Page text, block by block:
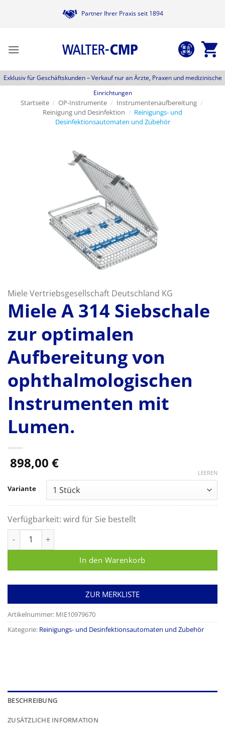
Partner Ihrer Praxis seit 1894
Exklusiv für Geschäftskunden –Verkauf nur an Ärzte, Praxen und medizinische
Einrichtungen
Startseite / OP-Instrumente / Instrumentenaufbereitung /
Reinigung und Desinfektion / Reinigungs- und
Desinfektionsautomaten und Zubehör
Miele Vertriebsgesellschaft Deutschland KG
Miele A 314 Siebschale
zur optimalen
Aufbereitung von
ophthalmologischen
Instrumenten mit
Lumen.
898,00 €
Variante
LEEREN
Verfügbarkeit: wird für Sie bestellt
In den Warenkorb
ZUR MERKLISTE
Artikelnummer: MIE10979670
Kategorie: Reinigungs- und Desinfektionsautomaten und Zubehör
BESCHREIBUNG
ZUSÄTZLICHE INFORMATION